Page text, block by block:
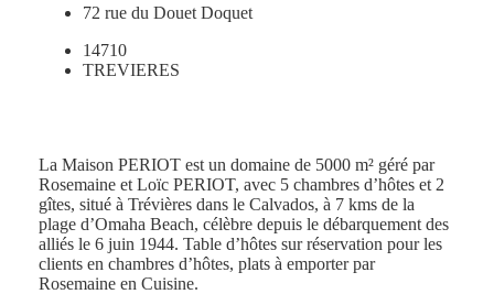
72 rue du Douet Doquet
14710
TREVIERES
La Maison PERIOT est un domaine de 5000 m² géré par
Rosemaine et Loïc PERIOT, avec 5 chambres d’hôtes et 2
gîtes, situé à Trévières dans le Calvados, à 7 kms de la
plage d’Omaha Beach, célèbre depuis le débarquement des
alliés le 6 juin 1944. Table d’hôtes sur réservation pour les
clients en chambres d’hôtes, plats à emporter par
Rosemaine en Cuisine.